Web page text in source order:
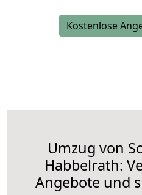
Kostenlose
Umzug von
Habbelrath:
Angebote und